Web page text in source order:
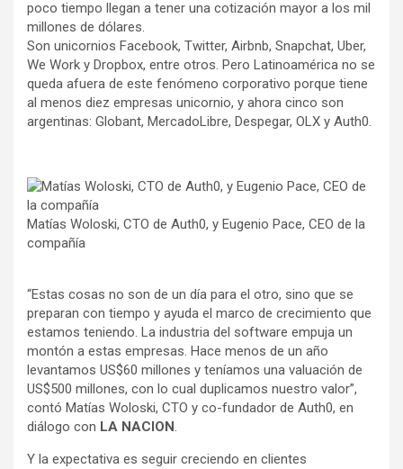
poco tiempo llegan a tener una cotización mayor a los mil
millones de dólares.
Son unicornios Facebook, Twitter, Airbnb, Snapchat, Uber,
We Work y Dropbox, entre otros. Pero Latinoamérica no se
queda afuera de este fenómeno corporativo porque tiene
al menos diez empresas unicornio, y ahora cinco son
argentinas: Globant, MercadoLibre, Despegar, OLX y Auth0.
Matías Woloski, CTO de Auth0, y Eugenio Pace, CEO de la
compañía
“Estas cosas no son de un día para el otro, sino que se
preparan con tiempo y ayuda el marco de crecimiento que
estamos teniendo. La industria del software empuja un
montón a estas empresas. Hace menos de un año
levantamos US$60 millones y teníamos una valuación de
US$500 millones, con lo cual duplicamos nuestro valor”,
contó Matías Woloski, CTO y co-fundador de Auth0, en
diálogo con LA NACION.
Y la expectativa es seguir creciendo en clientes